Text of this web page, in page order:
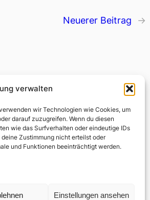
verwalten
wir Technologien wie Cookies, um
darauf zuzugreifen. Wenn du diesen
wie das Surfverhalten oder eindeutige IDs
Zustimmung nicht erteilst oder
und Funktionen beeinträchtigt werden.
Einstellungen ansehen
Neuerer Beitrag →